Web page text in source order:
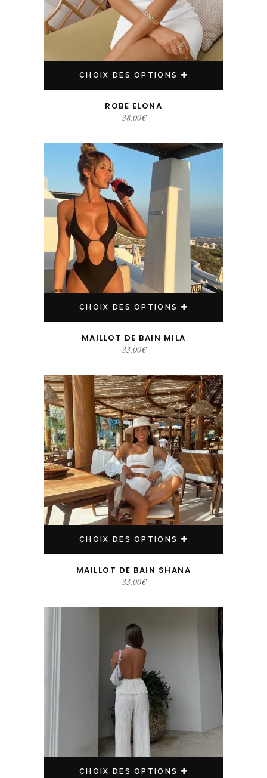
CHOIX DES OPTIONS
ROBE ELONA
38,00€
CHOIX DES OPTIONS
Ce produit a plusieurs variations. Les options peuvent être choisies sur la page du produit
MAILLOT DE BAIN MILA
33,00€
CHOIX DES OPTIONS
Ce produit a plusieurs variations. Les options peuvent être choisies sur la page du produit
MAILLOT DE BAIN SHANA
33,00€
CHOIX DES OPTIONS
Ce produit a plusieurs variations. Les options peuvent être choisies sur la page du produit